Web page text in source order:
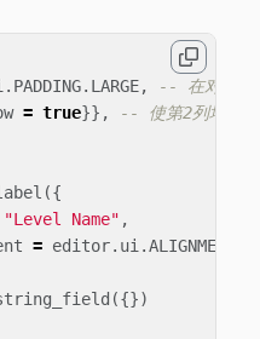
. PADDING. LARGE,
-- 在对话框
= true}},
-- 使第2列增长
({
"Level Name" ,
= editor. ui .ALIGNMENT
({})